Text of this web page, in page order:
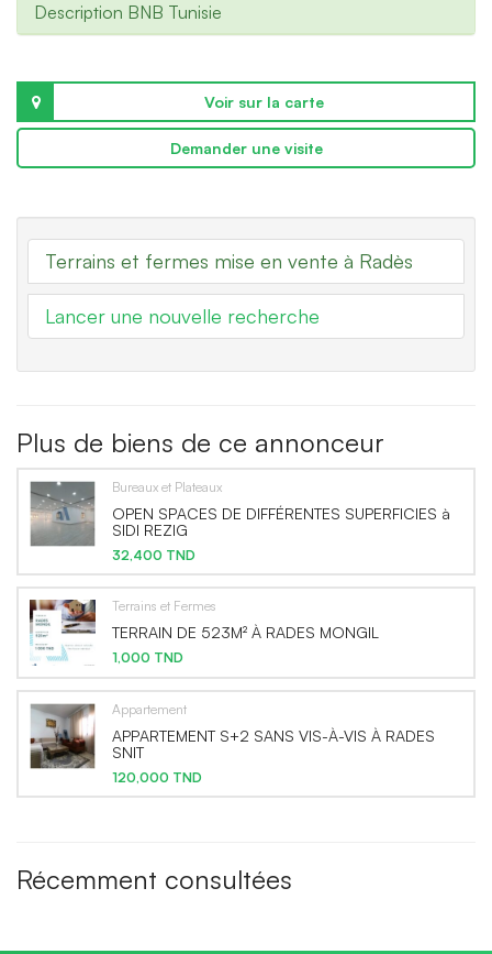
Description BNB Tunisie
Voir sur la carte
Demander une visite
Terrains et fermes mise en vente à Radès
Lancer une nouvelle recherche
Plus de biens de ce annonceur
Bureaux et Plateaux
OPEN SPACES DE DIFFÉRENTES SUPERFICIES à
SIDI REZIG
32,400 TND
Terrains et Fermes
TERRAIN DE 523M² À RADES MONGIL
1,000 TND
Appartement
APPARTEMENT S+2 SANS VIS-À-VIS À RADES
SNIT
120,000 TND
Récemment consultées